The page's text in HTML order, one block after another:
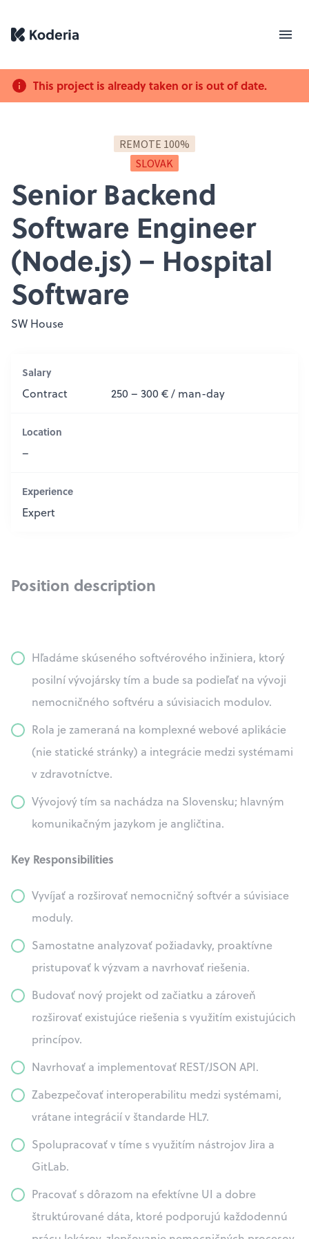
This project is already taken or is out of date.
REMOTE 100%
SLOVAK
Senior Backend
Software Engineer
(Node.js) – Hospital
Software
SW House
Salary
Contract 250 – 300 € / man-day
Location
–
Experience
Expert
Position description
Hľadáme skúseného softvérového inžiniera, ktorý
posilní vývojársky tím a bude sa podieľať na vývoji
nemocničného softvéru a súvisiacich modulov.
Rola je zameraná na komplexné webové aplikácie
(nie statické stránky) a integrácie medzi systémami
v zdravotníctve.
Vývojový tím sa nachádza na Slovensku; hlavným
komunikačným jazykom je angličtina.
Key Responsibilities
Vyvíjať a rozširovať nemocničný softvér a súvisiace
moduly.
Samostatne analyzovať požiadavky, proaktívne
pristupovať k výzvam a navrhovať riešenia.
Budovať nový projekt od začiatku a zároveň
rozširovať existujúce riešenia s využitím existujúcich
princípov.
Navrhovať a implementovať REST/JSON API.
Zabezpečovať interoperabilitu medzi systémami,
vrátane integrácií v štandarde HL7.
Spolupracovať v tíme s využitím nástrojov Jira a
GitLab.
Pracovať s dôrazom na efektívne UI a dobre
štruktúrované dáta, ktoré podporujú každodennú